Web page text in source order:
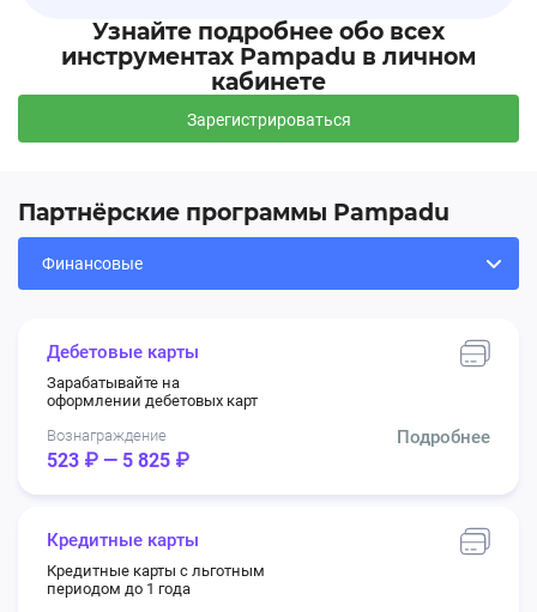
Узнайте подробнее обо всех
инструментах Pampadu в личном
кабинете
Зарегистрироваться
Партнёрские программы Pampadu
Дебетовые карты
Зарабатывайте на
оформлении дебетовых карт
Вознаграждение
523 ₽ — 5 825 ₽
Подробнее
Кредитные карты
Кредитные карты с льготным
периодом до 1 года